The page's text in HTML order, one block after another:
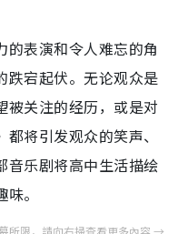
的表演和令人难忘的角
跌宕起伏。无论观众是
被关注的经历，或是对
将引发观众的笑声、
音乐剧将高中生活描绘
。